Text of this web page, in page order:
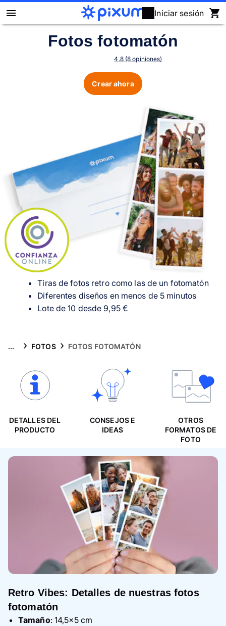
Iniciar sesión
Álbum Digital Pixum
Regalos
Fundas
Tarjetas
Inspiración
Atención al cliente
Fotos fotomatón
4.8 (8 opiniones)
Tiras de fotos retro como las de un fotomatón
Diferentes diseños en menos de 5 minutos
Lote de 10 desde 9,95 €
Crear ahora
... FOTOS FOTOS FOTOMATÓN
DETALLES DEL
PRODUCTO
CONSEJOS E
IDEAS
OTROS
FORMATOS DE
FOTO
Retro Vibes: Detalles de nuestras fotos
fotomatón
Tamaño: 14,5×5 cm